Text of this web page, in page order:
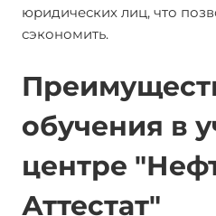
юридических лиц, что
сэкономить.
обучения в
центре
Аттестат"